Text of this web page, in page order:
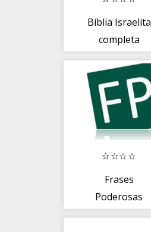
Bíblia Israelita
completa
Frases
Poderosas